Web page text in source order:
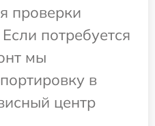
проверки
потребуется
мы
в
центр